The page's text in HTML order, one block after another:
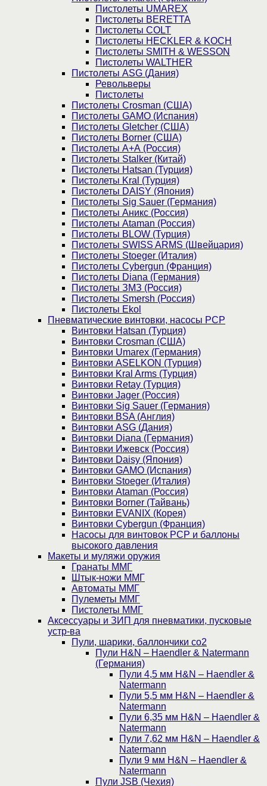
Пистолеты UMAREX
Пистолеты BERETTA
Пистолеты COLT
Пистолеты HECKLER & KOCH
Пистолеты SMITH & WESSON
Пистолеты WALTHER
Пистолеты ASG (Дания)
Револьверы
Пистолеты
Пистолеты Crosman (США)
Пистолеты GAMO (Испания)
Пистолеты Gletcher (США)
Пистолеты Borner (США)
Пистолеты А+А (Россия)
Пистолеты Stalker (Китай)
Пистолеты Hatsan (Турция)
Пистолеты Kral (Турция)
Пистолеты DAISY (Япония)
Пистолеты Sig Sauer (Германия)
Пистолеты Аникс (Россия)
Пистолеты Ataman (Россия)
Пистолеты BLOW (Турция)
Пистолеты SWISS ARMS (Швейцария)
Пистолеты Stoeger (Италия)
Пистолеты Cybergun (Франция)
Пистолеты Diana (Германия)
Пистолеты ЗМЗ (Россия)
Пистолеты Smersh (Россия)
Пистолеты Ekol
Пневматические винтовки, насосы PCP
Винтовки Hatsan (Турция)
Винтовки Crosman (США)
Винтовки Umarex (Германия)
Винтовки ASELKON (Турция)
Винтовки Kral Arms (Турция)
Винтовки Retay (Турция)
Винтовки Jager (Россия)
Винтовки Sig Sauer (Германия)
Винтовки BSA (Англия)
Винтовки ASG (Дания)
Винтовки Diana (Германия)
Винтовки Ижевск (Россия)
Винтовки Daisy (Япония)
Винтовки GAMO (Испания)
Винтовки Stoeger (Италия)
Винтовки Ataman (Россия)
Винтовки Borner (Тайвань)
Винтовки EVANIX (Корея)
Винтовки Cybergun (Франция)
Насосы для винтовок PCP и баллоны
высокого давления
Макеты и муляжи оружия
Гранаты ММГ
Штык-ножи ММГ
Автоматы ММГ
Пулеметы ММГ
Пистолеты ММГ
Аксессуары и ЗИП для пневматики, пусковые
устр-ва
Пули, шарики, баллончики со2
Пули H&N – Haendler & Natermann
(Германия)
Пули 4,5 мм H&N – Haendler &
Natermann
Пули 5,5 мм H&N – Haendler &
Natermann
Пули 6,35 мм H&N – Haendler &
Natermann
Пули 7,62 мм H&N – Haendler &
Natermann
Пули 9 мм H&N – Haendler &
Natermann
Пули JSB (Чехия)